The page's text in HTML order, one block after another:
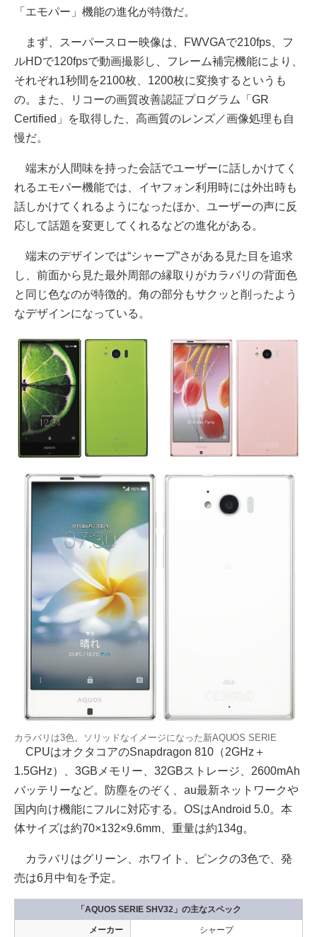
「エモパー」機能の進化が特徴だ。
まず、スーパースロー映像は、FWVGAで210fps、フ
ルHDで120fpsで動画撮影し、フレーム補完機能により、
それぞれ1秒間を2100枚、1200枚に変換するというも
の。また、リコーの画質改善認証プログラム「GR
Certified」を取得した、高画質のレンズ／画像処理も自
慢だ。
端末が人間味を持った会話でユーザーに話しかけてく
れるエモパー機能では、イヤフォン利用時には外出時も
話しかけてくれるようになったほか、ユーザーの声に反
応して話題を変更してくれるなどの進化がある。
端末のデザインでは“シャープ”さがある見た目を追求
し、前面から見た最外周部の縁取りがカラバリの背面色
と同じ色なのが特徴的。角の部分もサクッと削ったよう
なデザインになっている。
カラバリは3色。ソリッドなイメージになった新AQUOS SERIE
CPUはオクタコアのSnapdragon 810（2GHz＋
1.5GHz）、3GBメモリー、32GBストレージ、2600mAh
バッテリーなど。防塵をのぞく、au最新ネットワークや
国内向け機能にフルに対応する。OSはAndroid 5.0。本
体サイズは約70×132×9.6mm、重量は約134g。
カラバリはグリーン、ホワイト、ピンクの3色で、発
売は6月中旬を予定。
「AQUOS SERIE SHV32」の主なスペック
メーカー シャープ